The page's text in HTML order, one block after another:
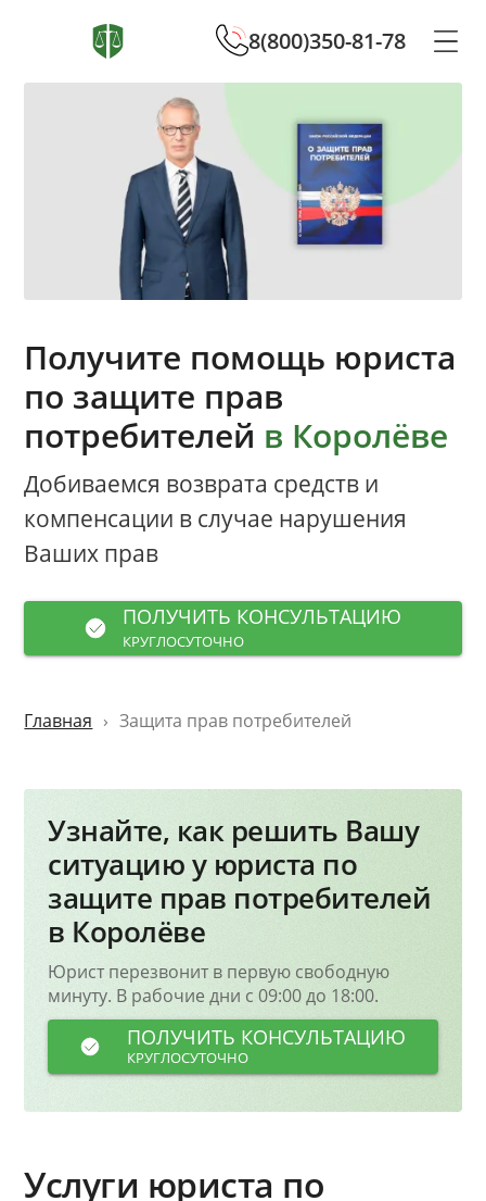
8(800)350-81-78
Получите помощь юриста
по защите прав
потребителей в Королёве
Добиваемся возврата средств и
компенсации в случае нарушения
Ваших прав
ПОЛУЧИТЬ КОНСУЛЬТАЦИЮ
КРУГЛОСУТОЧНО
Главная Защита прав потребителей
Узнайте, как решить Вашу
ситуацию у юриста по
защите прав потребителей
в Королёве
Юрист перезвонит в первую свободную
минуту. В рабочие дни с 09:00 до 18:00.
ПОЛУЧИТЬ КОНСУЛЬТАЦИЮ
КРУГЛОСУТОЧНО
Услуги юриста по